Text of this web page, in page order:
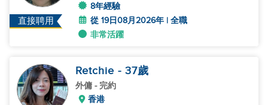
直接聘用
8年經驗
從 19日08月2026年 | 全職
非常活躍
Retchie - 37歲
外傭 - 完約
香港